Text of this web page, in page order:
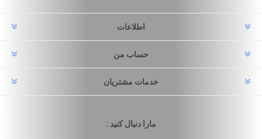
اطلاعات
حساب من
خدمات مشتریان
مارا دنبال کنید :